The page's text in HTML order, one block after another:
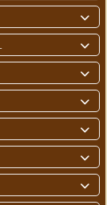






